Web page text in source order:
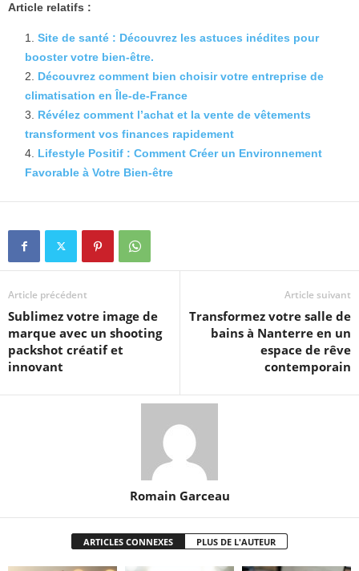
Article relatifs :
Site de santé : Découvrez les astuces inédites pour
booster votre bien-être.
Découvrez comment bien choisir votre entreprise de
climatisation en Île-de-France
Révélez comment l’achat et la vente de vêtements
transforment vos finances rapidement
Lifestyle Positif : Comment Créer un Environnement
Favorable à Votre Bien-être
Article précédent
Sublimez votre image de
marque avec un shooting
packshot créatif et
innovant
Article suivant
Transformez votre salle de
bains à Nanterre en un
espace de rêve
contemporain
Romain Garceau
ARTICLES CONNEXES PLUS DE L'AUTEUR